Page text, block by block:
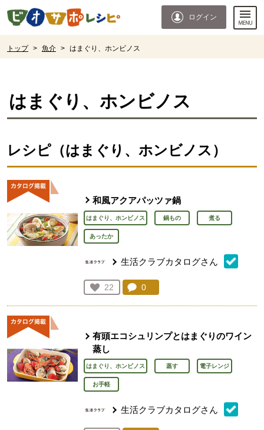
ページの先頭です。
ログイン
トップ > 魚介 > はまぐり、ホンビノス
はまぐり、ホンビノス
レシピ（はまぐり、ホンビノス）
和風アクアパッツァ鍋
はまぐり、ホンビノス 鍋もの 煮る
あったか
生活クラブカタログさん
お気に入り登録：
22
人が登録
コメント：
0
有頭エコシュリンプとはまぐりのワイン
蒸し
はまぐり、ホンビノス 蒸す 電子レンジ
お手軽
生活クラブカタログさん